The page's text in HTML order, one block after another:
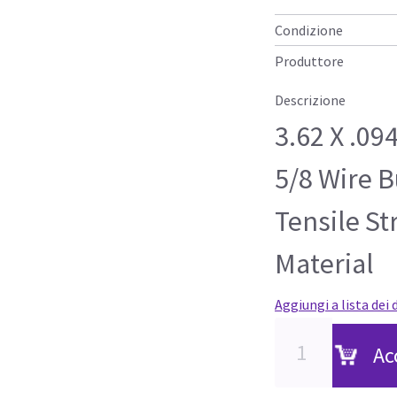
Condizione
Produttore
Descrizione
3.62 X
5/8 Wire
Tensile
Material
Aggiungi a lista dei